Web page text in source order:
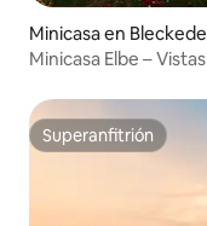
Minicasa en Bleckede
Minicasa Elbe –
Superanfitrión
Superanfitrión